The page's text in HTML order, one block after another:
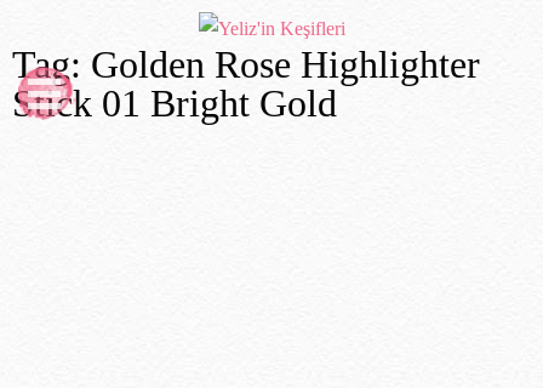
Tag: Golden Rose Highlighter
Stick 01 Bright Gold